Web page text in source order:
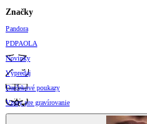
Značky
Pandora
PDPAOLA
Novinky
Výpredaj
Darčekové poukazy
Vzory pre gravírovanie